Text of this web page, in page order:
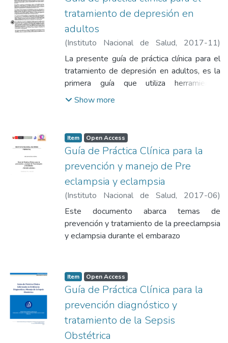
tratamiento de depresión en
adultos
(Instituto Nacional de Salud, 2017-11)
Instituto Nacional de Salud
La presente guía de práctica clínica para el
tratamiento de depresión en adultos, es la
primera guía que utiliza herramientas
metodológicas avaladas por la comunidad
Show more
Item Open Access
Guía de Práctica Clínica para la
prevención y manejo de Pre
eclampsia y eclampsia
(Instituto Nacional de Salud, 2017-06)
Instituto Nacional de Salud
Este documento abarca temas de
prevención y tratamiento de la preeclampsia
y eclampsia durante el embarazo
Item Open Access
Guía de Práctica Clínica para la
prevención diagnóstico y
tratamiento de la Sepsis
Obstétrica